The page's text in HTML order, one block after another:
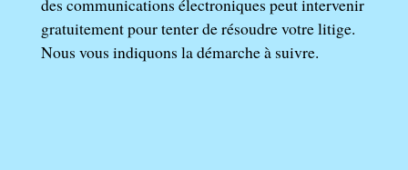
des communications électroniques peut intervenir
gratuitement pour tenter de résoudre votre litige.
Nous vous indiquons la démarche à suivre.